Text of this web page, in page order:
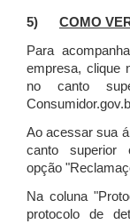
5) COMO
Para
empresa, clique
no canto
Ao acessar sua
canto superior
opção
Na coluna
protocolo de